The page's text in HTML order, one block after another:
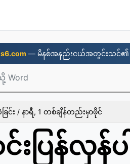
— မိနစ်အနည်းငယ်အတွင်းသင်၏
Word
ခြင်း / နာရီ, 1 တစ်ချိန်တည်းမှာဖိုင်
င်းပြန်လှန်